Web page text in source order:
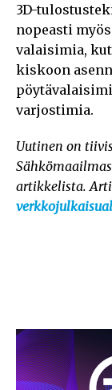
3D-
nopeasti
valaisimia,
kiskoon
varjostimia.
Uutinen on
artikkelista.